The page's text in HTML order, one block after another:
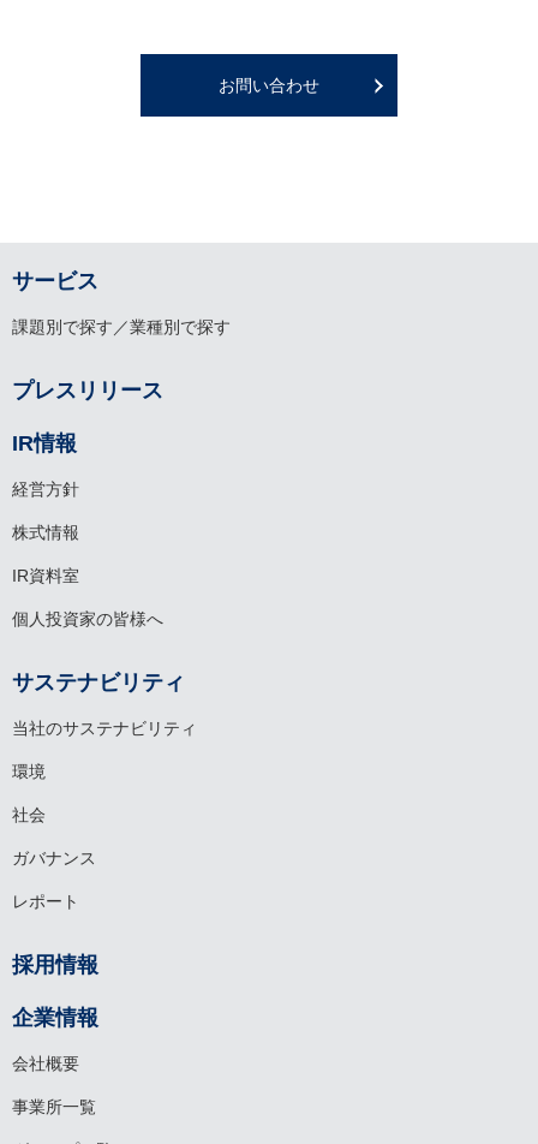
お問い合わせ
サービス
課題別で探す／業種別で探す
プレスリリース
IR情報
経営方針
株式情報
IR資料室
個人投資家の皆様へ
サステナビリティ
当社のサステナビリティ
環境
社会
ガバナンス
レポート
採用情報
企業情報
会社概要
事業所一覧